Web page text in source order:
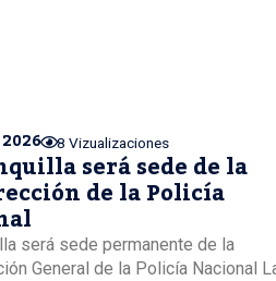
8 Vizualizaciones
será sede de la
de la Policía
será sede permanente de la
General de la Policía Nacional